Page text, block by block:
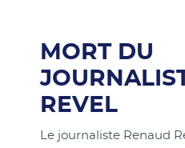
MORT DU
REVEL
Le journaliste Renaud